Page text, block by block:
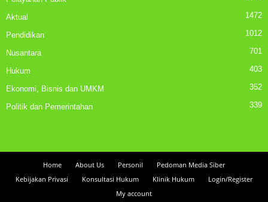
Aktual 1472
Pendidikan 1012
Nusantara 701
Hukum 403
Ekonomi, Bisnis dan UMKM 352
Politik dan Pemerintahan 339
Home About Us Personil
Pedoman Media Siber
Kebijakan Privasi
Konsultasi Hukum Klinik Hukum
Login/Register
My account